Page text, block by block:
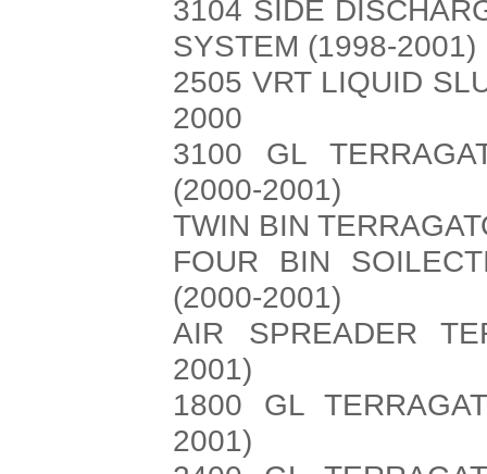
3104 SIDE
SYSTEM (1998-2001)
2505 VRT LIQUID
2000
3100 GL
(2000-2001)
TWIN BIN
FOUR BIN
(2000-2001)
AIR SPREADER
2001)
1800 GL
2001)